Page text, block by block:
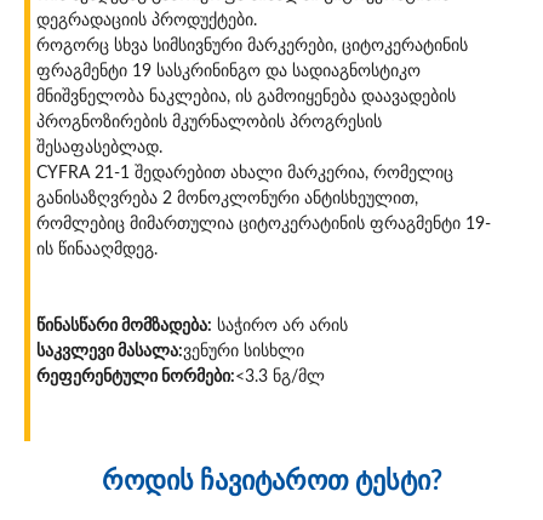
დეგრადაციის პროდუქტები.
როგორც სხვა სიმსივნური მარკერები, ციტოკერატინის
ფრაგმენტი 19 სასკრინინგო და სადიაგნოსტიკო
მნიშვნელობა ნაკლებია, ის გამოიყენება დაავადების
პროგნოზირების მკურნალობის პროგრესის
შესაფასებლად.
CYFRA 21-1 შედარებით ახალი მარკერია, რომელიც
განისაზღვრება 2 მონოკლონური ანტისხეულით,
რომლებიც მიმართულია ციტოკერატინის ფრაგმენტი 19-
ის წინააღმდეგ.
წინასწარი მომზადება: საჭირო არ არის
საკვლევი მასალა:ვენური სისხლი
რეფერენტული ნორმები:<3.3 ნგ/მლ
როდის ჩავიტაროთ ტესტი?